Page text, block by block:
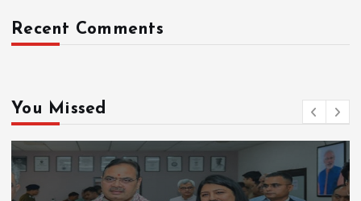
Recent Comments
You Missed